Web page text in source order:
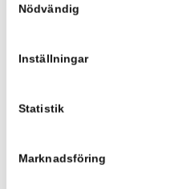
Nödvändig
Inställningar
Statistik
Marknadsföring
-52%
Dekorram baklyktor LED